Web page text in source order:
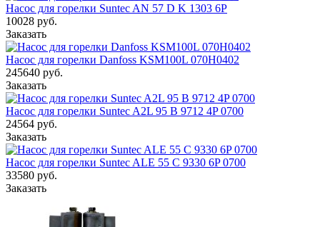
Насос для горелки Suntec AN 57 D K 1303 6P
10028 руб.
Заказать
Насос для горелки Danfoss KSM100L 070H0402
245640 руб.
Заказать
Насос для горелки Suntec A2L 95 B 9712 4P 0700
24564 руб.
Заказать
Насос для горелки Suntec ALE 55 C 9330 6P 0700
33580 руб.
Заказать